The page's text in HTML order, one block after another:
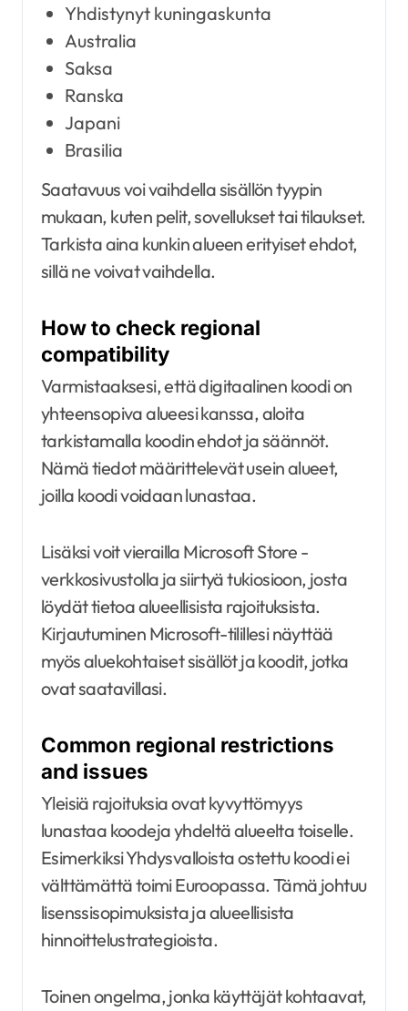
Yhdistynyt kuningaskunta
Australia
Saksa
Ranska
Japani
Brasilia
Saatavuus voi vaihdella sisällön tyypin
mukaan, kuten pelit, sovellukset tai tilaukset.
Tarkista aina kunkin alueen erityiset ehdot,
sillä ne voivat vaihdella.
How to check regional
compatibility
Varmistaaksesi, että digitaalinen koodi on
yhteensopiva alueesi kanssa, aloita
tarkistamalla koodin ehdot ja säännöt.
Nämä tiedot määrittelevät usein alueet,
joilla koodi voidaan lunastaa.
Lisäksi voit vierailla Microsoft Store -
verkkosivustolla ja siirtyä tukiosioon, josta
löydät tietoa alueellisista rajoituksista.
Kirjautuminen Microsoft-tilillesi näyttää
myös aluekohtaiset sisällöt ja koodit, jotka
ovat saatavillasi.
Common regional restrictions
and issues
Yleisiä rajoituksia ovat kyvyttömyys
lunastaa koodeja yhdeltä alueelta toiselle.
Esimerkiksi Yhdysvalloista ostettu koodi ei
välttämättä toimi Euroopassa. Tämä johtuu
lisenssisopimuksista ja alueellisista
hinnoittelustrategioista.
Toinen ongelma, jonka käyttäjät kohtaavat,